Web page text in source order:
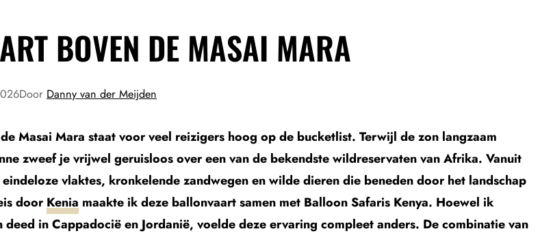
BOVEN DE MASAI MARA
Door Danny van der Meijden
Masai Mara staat voor veel reizigers hoog op de bucketlist. Terwijl de zon langzaam
zweef je vrijwel geruisloos over een van de bekendste wildreservaten van Afrika. Vanuit
vlaktes, kronkelende zandwegen en wilde dieren die beneden door het landschap
doorKenia maakte ik deze ballonvaart samen met Balloon Safaris Kenya. Hoewel ik
in Cappadocië en Jordanië, voelde deze ervaring compleet anders. De combinatie van